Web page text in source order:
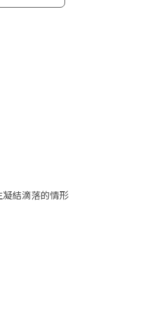
結滴落的情形